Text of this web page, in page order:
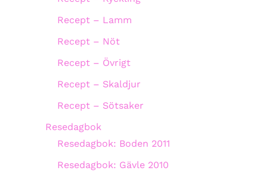
Recept – Lamm
Recept – Nöt
Recept – Övrigt
Recept – Skaldjur
Recept – Sötsaker
Resedagbok
Resedagbok: Boden 2011
Resedagbok: Gävle 2010